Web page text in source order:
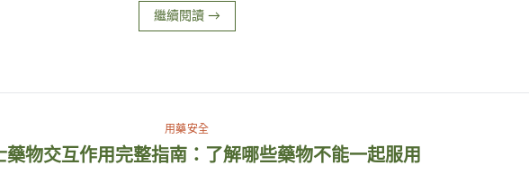
繼續閱讀 →
用藥安全
藥物交互作用完整指南：了解哪些藥物不能一起服用